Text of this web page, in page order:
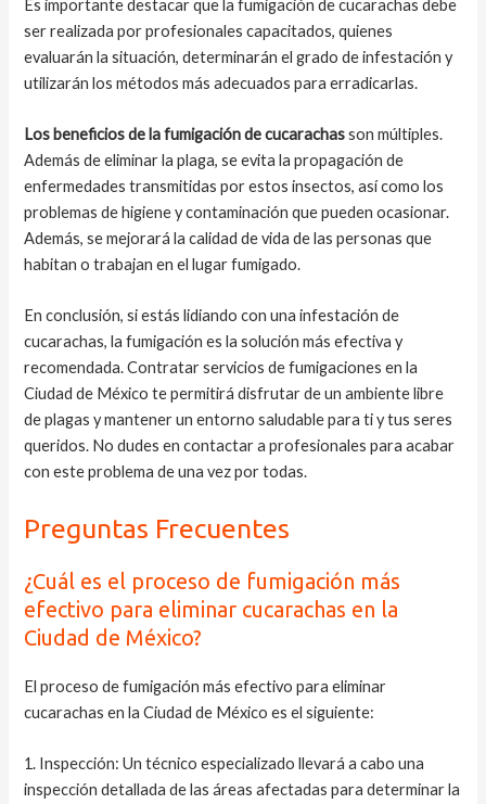
Es importante destacar que la fumigación de cucarachas debe
ser realizada por profesionales capacitados, quienes
evaluarán la situación, determinarán el grado de infestación y
utilizarán los métodos más adecuados para erradicarlas.
Los beneficios de la fumigación de cucarachasson múltiples.
Además de eliminar la plaga, se evita la propagación de
enfermedades transmitidas por estos insectos, así como los
problemas de higiene y contaminación que pueden ocasionar.
Además, se mejorará la calidad de vida de las personas que
habitan o trabajan en el lugar fumigado.
En conclusión, si estás lidiando con una infestación de
cucarachas, la fumigación es la solución más efectiva y
recomendada. Contratar servicios de fumigaciones en la
Ciudad de México te permitirá disfrutar de un ambiente libre
de plagas y mantener un entorno saludable para ti y tus seres
queridos. No dudes en contactar a profesionales para acabar
con este problema de una vez por todas.
Preguntas Frecuentes
¿Cuál es el proceso de fumigación más
efectivo para eliminar cucarachas en la
Ciudad de México?
El proceso de fumigación más efectivo para eliminar
cucarachas en la Ciudad de México es el siguiente:
1. Inspección: Un técnico especializado llevará a cabo una
inspección detallada de las áreas afectadas para determinar la